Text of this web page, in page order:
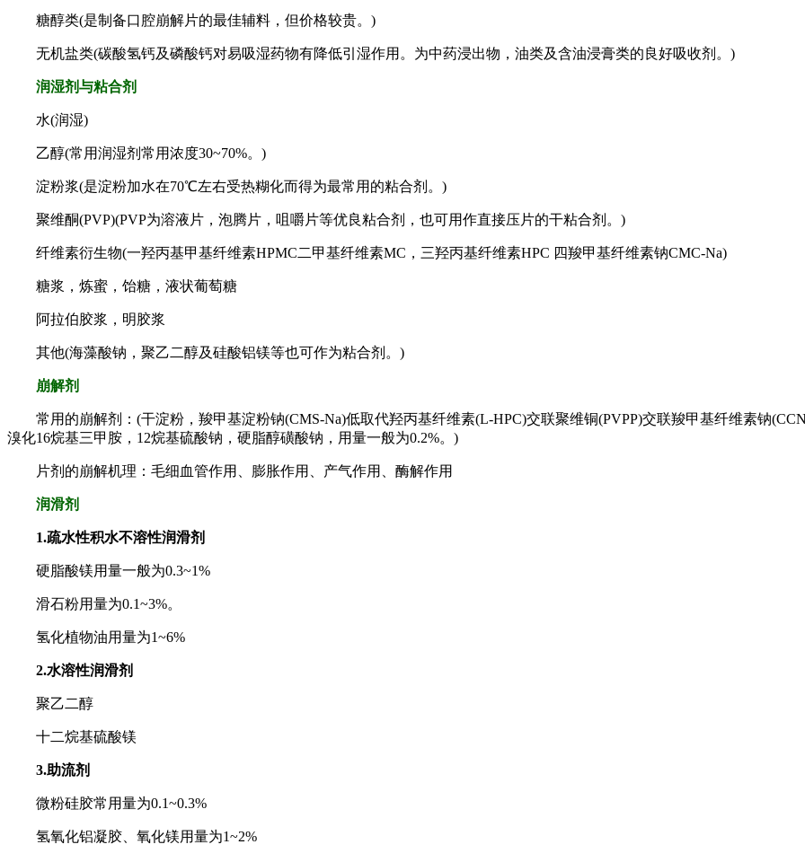
糖醇类(是制备口腔崩解片的最佳辅料，但价格较贵。)
无机盐类(碳酸氢钙及磷酸钙对易吸湿药物有降低引湿作用。为中药浸出物，油类及含油浸膏类的良好吸收剂。)
润湿剂与粘合剂
水(润湿)
乙醇(常用润湿剂常用浓度30~70%。)
淀粉浆(是淀粉加水在70℃左右受热糊化而得为最常用的粘合剂。)
聚维酮(PVP)(PVP为溶液片，泡腾片，咀嚼片等优良粘合剂，也可用作直接压片的干粘合剂。)
纤维素衍生物(一羟丙基甲基纤维素HPMC二甲基纤维素MC，三羟丙基纤维素HPC 四羧甲基纤维素钠CMC-Na)
糖浆，炼蜜，饴糖，液状葡萄糖
阿拉伯胶浆，明胶浆
其他(海藻酸钠，聚乙二醇及硅酸铝镁等也可作为粘合剂。)
崩解剂
常用的崩解剂：(干淀粉，羧甲基淀粉钠(CMS-Na)低取代羟丙基纤维素(L-HPC)交联聚维铜(PVPP)交联羧甲基纤维素钠
溴化16烷基三甲胺，12烷基硫酸钠，硬脂醇磺酸钠，用量一般为0.2%。)
片剂的崩解机理：毛细血管作用、膨胀作用、产气作用、酶解作用
润滑剂
1.疏水性积水不溶性润滑剂
硬脂酸镁用量一般为0.3~1%
滑石粉用量为0.1~3%。
氢化植物油用量为1~6%
2.水溶性润滑剂
聚乙二醇
十二烷基硫酸镁
3.助流剂
微粉硅胶常用量为0.1~0.3%
氢氧化铝凝胶、氧化镁用量为1~2%